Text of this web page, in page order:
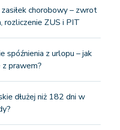
chorobowy – zwrot
rozliczenie ZUS i PIT
spóźnienia z urlopu – jak
prawem?
dłużej niż 182 dni w